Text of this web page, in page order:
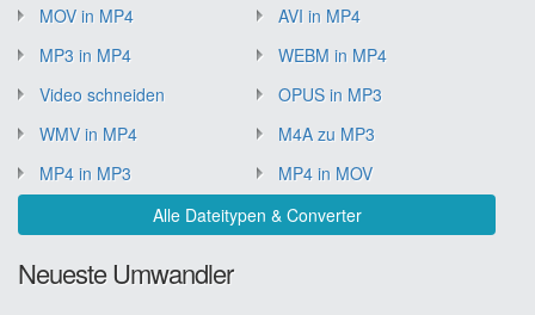
MOV in MP4
AVI in MP4
MP3 in MP4
WEBM in MP4
Video schneiden
OPUS in MP3
WMV in MP4
M4A zu MP3
MP4 in MP3
MP4 in MOV
Alle Dateitypen & Converter
Neueste Umwandler